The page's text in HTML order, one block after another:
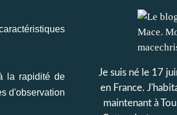
la rapidité de
d'observation
Je suis né le 17
en France.
maintenant à